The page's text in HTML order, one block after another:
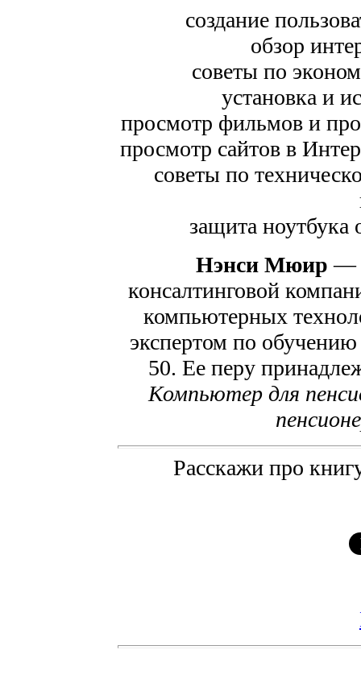
создание
обзор
советы по
установка и
просмотр фильмов и
просмотр сайтов в
советы по
защита
Нэнси Мюир —
консалтинговой
компьютерных
экспертом по
50. Ее перу
Компьютер для
Расскажи про